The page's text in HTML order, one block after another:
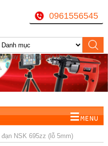
máy đa năng, mũi khoan...
0961556545
đạn NSK 695zz (lỗ 5mm)